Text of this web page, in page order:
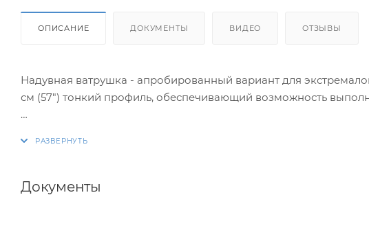
ОПИСАНИЕ ДОКУМЕНТЫ ВИДЕО ОТЗЫВЫ
Надувная ватрушка - апробированный вариант для
см (57") тонкий профиль, обеспечивающий возможность
Документы